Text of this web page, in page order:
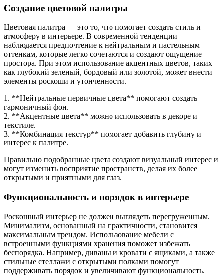
Создание цветовой палитры
Цветовая палитра — это то, что помогает создать стиль и
атмосферу в интерьере. В современной тенденции
наблюдается предпочтение к нейтральным и пастельным
оттенкам, которые легко сочетаются и создают ощущение
простора. При этом использование акцентных цветов, таких
как глубокий зеленый, бордовый или золотой, может внести
элементы роскоши и утонченности.
1. **Нейтральные первичные цвета** помогают создать
гармоничный фон.
2. **Акцентные цвета** можно использовать в декоре и
текстиле.
3. **Комбинация текстур** помогает добавить глубину и
интерес к палитре.
Правильно подобранные цвета создают визуальный интерес и
могут изменить восприятие пространств, делая их более
открытыми и приятными для глаз.
Функциональность и порядок в интерьере
Роскошный интерьер не должен выглядеть перегруженным.
Минимализм, основанный на практичности, становится
максимальным трендом. Использование мебели с
встроенными функциями хранения поможет избежать
беспорядка. Например, диваны и кровати с ящиками, а также
стильные стеллажи с открытыми полками помогут
поддерживать порядок и увеличивают функциональность.